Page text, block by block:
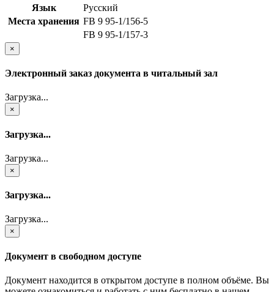
Язык
Русский
Места хранения FB 9 95-1/156-5
FB 9 95-1/157-3
×
Электронный заказ документа в читальный зал
Загрузка...
×
Загрузка...
Загрузка...
×
Загрузка...
Загрузка...
×
Документ в свободном доступе
Документ находится в открытом доступе в полном объёме. Вы